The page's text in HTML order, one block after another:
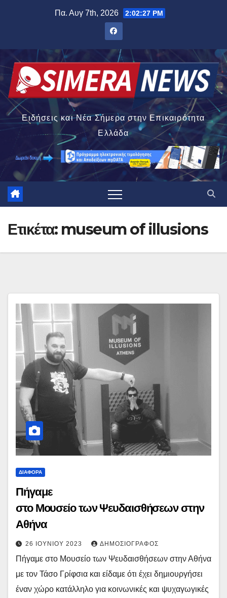
Πα. Αυγ 7th, 2026 2:02:27 PM
Ειδήσεις και Νέα Σήμερα στην Επικαιρότητα
Ελλάδα
Ετικέτα: museum of illusions
ΔΙΆΦΟΡΑ
Πήγαμε
στο Μουσείο των Ψευδαισθήσεων στην
Αθήνα
26 ΙΟΥΝΊΟΥ 2023 ΔΗΜΟΣΙΟΓΡΆΦΟΣ
Πήγαμε στο Μουσείο των Ψευδαισθήσεων στην Αθήνα
με τον Τάσο Γρίφσια και είδαμε ότι έχει δημιουργήσει
έναν χώρο κατάλληλο για κοινωνικές και ψυχαγωγικές